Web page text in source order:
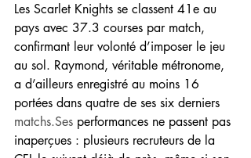
Les Scarlet Knights se classent 41e au
pays avec 37.3 courses par match,
confirmant leur volonté d’imposer le jeu
au sol. Raymond, véritable métronome,
a d’ailleurs enregistré au moins 16
portées dans quatre de ses six derniers
matchs.Ses performances ne passent pas
inaperçues : plusieurs recruteurs de la